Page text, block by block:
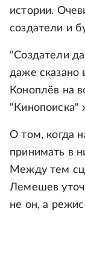
истории.
создатели и
"Создатели
даже сказано
Коноплёв на
"Кинопоиска"
О том, когда
принимать в
Между тем
Лемешев
не он, а